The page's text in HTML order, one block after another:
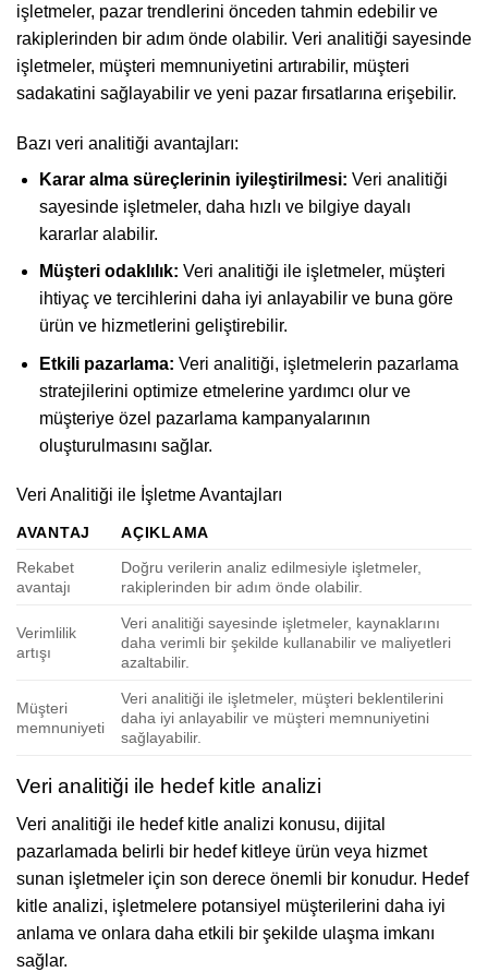
işletmeler, pazar trendlerini önceden tahmin edebilir ve
rakiplerinden bir adım önde olabilir. Veri analitiği sayesinde
işletmeler, müşteri memnuniyetini artırabilir, müşteri
sadakatini sağlayabilir ve yeni pazar fırsatlarına erişebilir.
Bazı veri analitiği avantajları:
Karar alma süreçlerinin iyileştirilmesi: Veri analitiği
sayesinde işletmeler, daha hızlı ve bilgiye dayalı
kararlar alabilir.
Müşteri odaklılık: Veri analitiği ile işletmeler, müşteri
ihtiyaç ve tercihlerini daha iyi anlayabilir ve buna göre
ürün ve hizmetlerini geliştirebilir.
Etkili pazarlama: Veri analitiği, işletmelerin pazarlama
stratejilerini optimize etmelerine yardımcı olur ve
müşteriye özel pazarlama kampanyalarının
oluşturulmasını sağlar.
Veri Analitiği ile İşletme Avantajları
AVANTAJ
AÇIKLAMA
Rekabet
avantajı
Doğru verilerin analiz edilmesiyle işletmeler,
rakiplerinden bir adım önde olabilir.
Verimlilik
artışı
Veri analitiği sayesinde işletmeler, kaynaklarını
daha verimli bir şekilde kullanabilir ve maliyetleri
azaltabilir.
Müşteri
memnuniyeti
Veri analitiği ile işletmeler, müşteri beklentilerini
daha iyi anlayabilir ve müşteri memnuniyetini
sağlayabilir.
Veri analitiği ile hedef kitle analizi
Veri analitiği ile hedef kitle analizi konusu, dijital
pazarlamada belirli bir hedef kitleye ürün veya hizmet
sunan işletmeler için son derece önemli bir konudur. Hedef
kitle analizi, işletmelere potansiyel müşterilerini daha iyi
anlama ve onlara daha etkili bir şekilde ulaşma imkanı
sağlar.